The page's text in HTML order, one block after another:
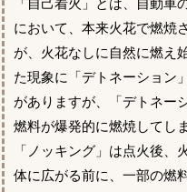
「自己着火」とは、自動車
において、本来火花で燃焼
が、火花なしに自然に燃え
た現象に「デトネーション
がありますが、「デトネー
燃料が爆発的に燃焼してし
「ノッキング」は点火後、
体に広がる前に、一部の燃